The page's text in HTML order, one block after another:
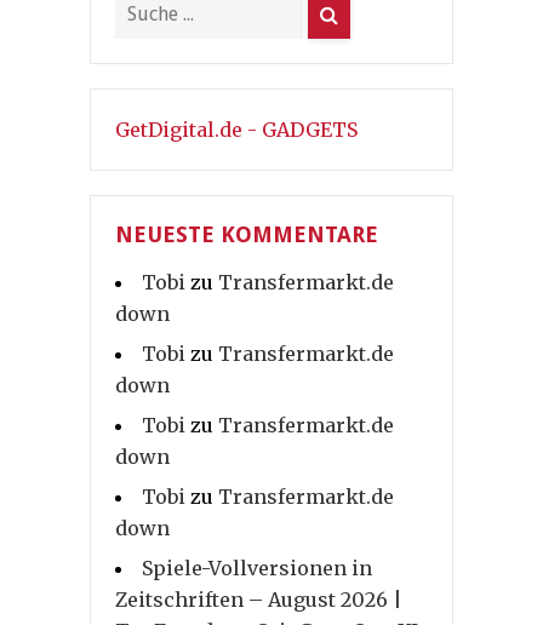
GetDigital.de - GADGETS
NEUESTE KOMMENTARE
Tobi zu Transfermarkt.de
down
Tobi zu Transfermarkt.de
down
Tobi zu Transfermarkt.de
down
Tobi zu Transfermarkt.de
down
Spiele-Vollversionen in
Zeitschriften – August 2026 |